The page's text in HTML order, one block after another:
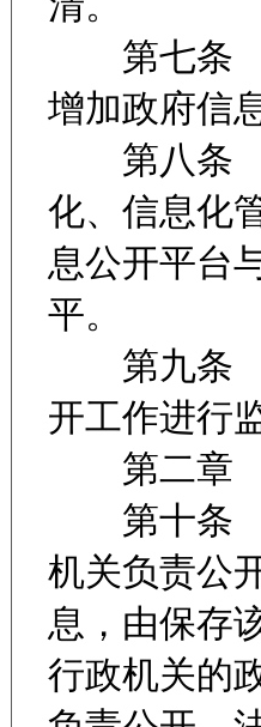
第七条 各
增加政府信
第八条 各
化、信息化
息公开平台
平。
第九条 公
开工作进行
第二章
第十条 行
机关负责公
息，由保存
行政机关的